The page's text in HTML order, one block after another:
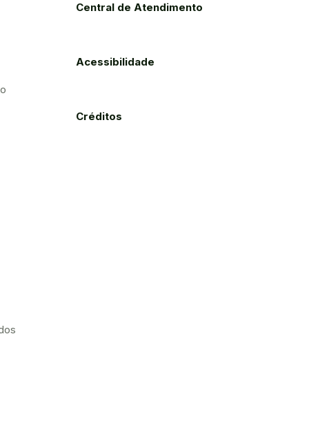
Central de Atendimento
Acessibilidade
Créditos